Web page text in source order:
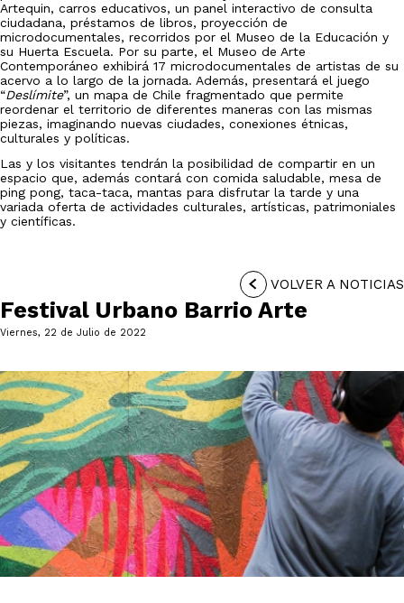
Artequin, carros educativos, un panel interactivo de consulta
ciudadana, préstamos de libros, proyección de
microdocumentales, recorridos por el Museo de la Educación y
su Huerta Escuela. Por su parte, el Museo de Arte
Contemporáneo exhibirá 17 microdocumentales de artistas de su
acervo a lo largo de la jornada. Además, presentará el juego
“Deslímite”, un mapa de Chile fragmentado que permite
reordenar el territorio de diferentes maneras con las mismas
piezas, imaginando nuevas ciudades, conexiones étnicas,
culturales y políticas.
Las y los visitantes tendrán la posibilidad de compartir en un
espacio que, además contará con comida saludable, mesa de
ping pong, taca-taca, mantas para disfrutar la tarde y una
variada oferta de actividades culturales, artísticas, patrimoniales
y científicas.
VOLVER A NOTICIAS
Festival Urbano Barrio Arte
Viernes, 22 de Julio de 2022